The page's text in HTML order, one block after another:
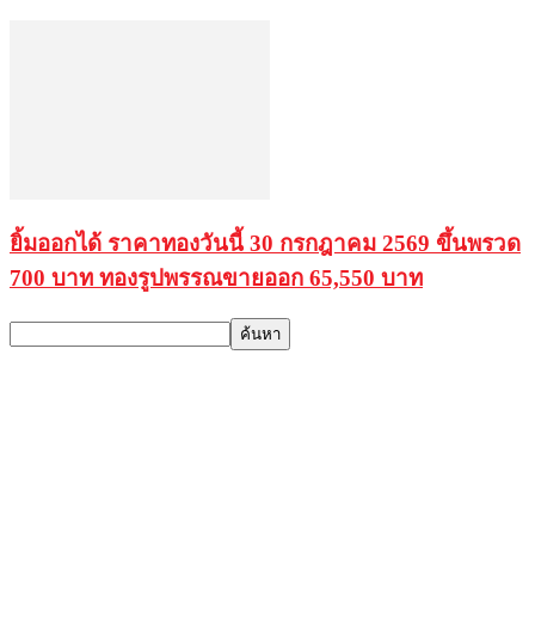
ยิ้มออกได้ ราคาทองวันนี้ 30 กรกฎาคม 2569 ขึ้นพรวด
700 บาท ทองรูปพรรณขายออก 65,550 บาท